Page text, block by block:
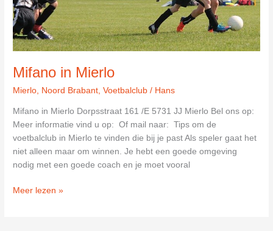
Mifano in Mierlo
Mierlo, Noord Brabant,Voetbalclub / Hans
Mifano in Mierlo Dorpsstraat 161 /E 5731 JJ Mierlo Bel ons op:
Meer informatie vind u op: Of mail naar: Tips om de
voetbalclub in Mierlo te vinden die bij je past Als speler gaat het
niet alleen maar om winnen. Je hebt een goede omgeving
nodig met een goede coach en je moet vooral
Mifano
Meer lezen »